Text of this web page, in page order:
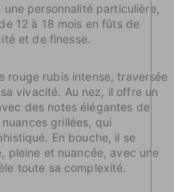
personnalité particulière,
12 à 18 mois en fûts de
et de finesse.
rouge rubis intense, traversée
vivacité. Au nez, il offre un
des notes élégantes de
grillées, qui
En bouche, il se
pleine et nuancée, avec une
toute sa complexité.